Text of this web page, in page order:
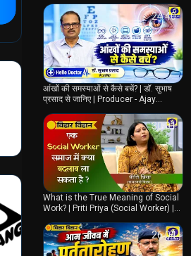
24:40
आंखों की समस्याओं से कैसे बचें? | डॉ. सुभाष
प्रसाद से जानिए | Producer - Ajay
30:01
What is the True Meaning of Social
Work? | Priti Priya (Social Worker) |
26:04